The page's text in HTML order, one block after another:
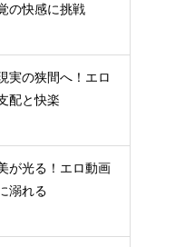
の快感に挑戦
実の狭間へ！エロ
配と快楽
が光る！エロ動画
溺れる